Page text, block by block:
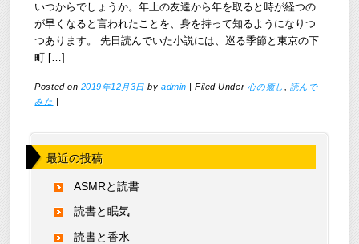
いつからでしょうか。年上の友達から年を取ると時が経つの
が早くなると言われたことを、身を持って知るようになりつ
つあります。 先日読んでいた小説には、巡る季節と東京の下
町 […]
Posted on 2019年12月3日 byadmin |Filed Under 心の癒し , 読んで
みた
最近の投稿
ASMRと読書
読書と眠気
読書と香水